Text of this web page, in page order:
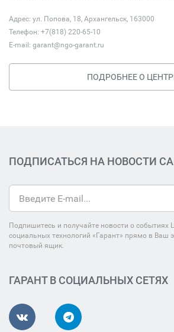
Адрес: ул. Попова, 18, Архангельск, 163000
Телефон: +7(818) 220-65-10
E-mail: garant@ngo-garant.ru
ПОДРОБНЕЕ О
ПОДПИСАТЬСЯ НА НОВОСТИ
Подпишитесь и получайте новости о событиях
социальных технологий «Гарант» прямо в Ваш
почтовый ящик.
ГАРАНТ В СОЦИАЛЬНЫХ СЕТЯХ